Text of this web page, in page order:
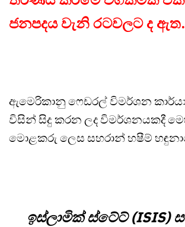
ජනපදය වැනි රටවලට ද ඇත.
ඇමෙරිකානු ෆෙඩරල් විමර්ශන
විසින් සිදු කරන ලද විමර්ශනයකදී
මොළකරු ලෙස සහරාන් හෂීම්
ඉස්ලාමික් ස්ටේට් (ISIS)